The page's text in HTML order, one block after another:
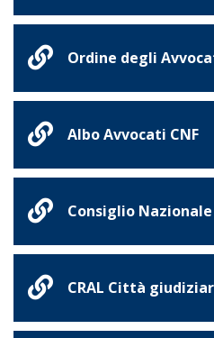
Ordine degli
Albo Avvocati CNF
Consiglio Nazionale
CRAL Città